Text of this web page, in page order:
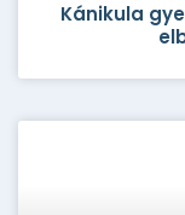
Kánikula